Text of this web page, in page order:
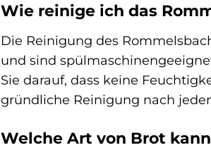
Wie reinige ich das
Die Reinigung des
und sind
Sie darauf, dass keine
gründliche Reinigung nach
Welche Art von Brot